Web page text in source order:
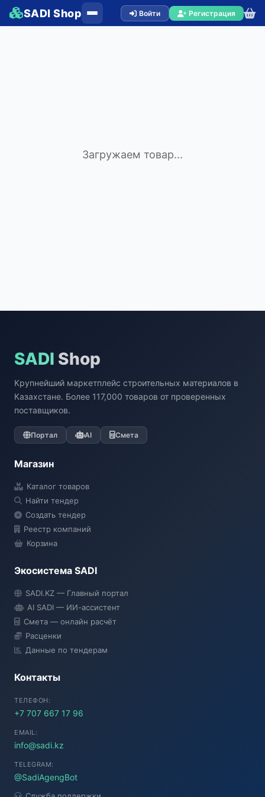
SADI Shop Войти Регистрация
Загружаем товар...
SADI Shop
Крупнейший маркетплейс строительных материалов в
Казахстане. Более 117,000 товаров от проверенных
поставщиков.
Портал AI Смета
Магазин
Каталог товаров
Найти тендер
Создать тендер
Реестр компаний
Корзина
Экосистема SADI
SADI.KZ — Главный портал
AI SADI — ИИ-ассистент
Смета — онлайн расчёт
Расценки
Данные по тендерам
Контакты
ТЕЛЕФОН:
+7 707 667 17 96
EMAIL:
info@sadi.kz
TELEGRAM:
@SadiAgengBot
● Подключение...